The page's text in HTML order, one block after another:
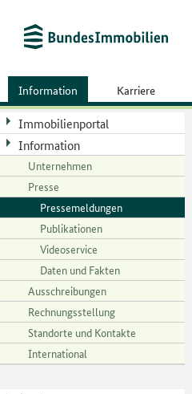
Information Karriere
Immobilienportal
Information
Unternehmen
Presse
Pressemeldungen
Publikationen
Videoservice
Daten und Fakten
Ausschreibungen
Rechnungsstellung
Standorte und Kontakte
International